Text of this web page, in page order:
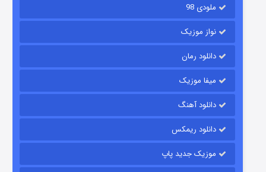
قسمت
ملودی 98
نواز موزیک
دانلود رمان
میفا موزیک
دانلود آهنگ
دانلود ریمکس
موزیک جدید پاپ